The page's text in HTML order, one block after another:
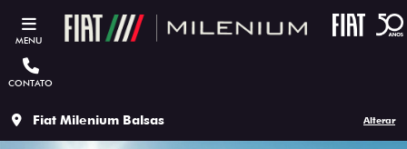
MENU
CONTATO
Fiat Milenium Balsas Alterar